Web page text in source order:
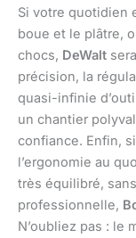
Si votre quotidien
boue et le plâtre,
chocs, DeWalt
précision, la
quasi-infinie
un chantier
confiance. Enfin,
l’ergonomie au
très équilibré,
professionnelle,
N’oubliez pas : le